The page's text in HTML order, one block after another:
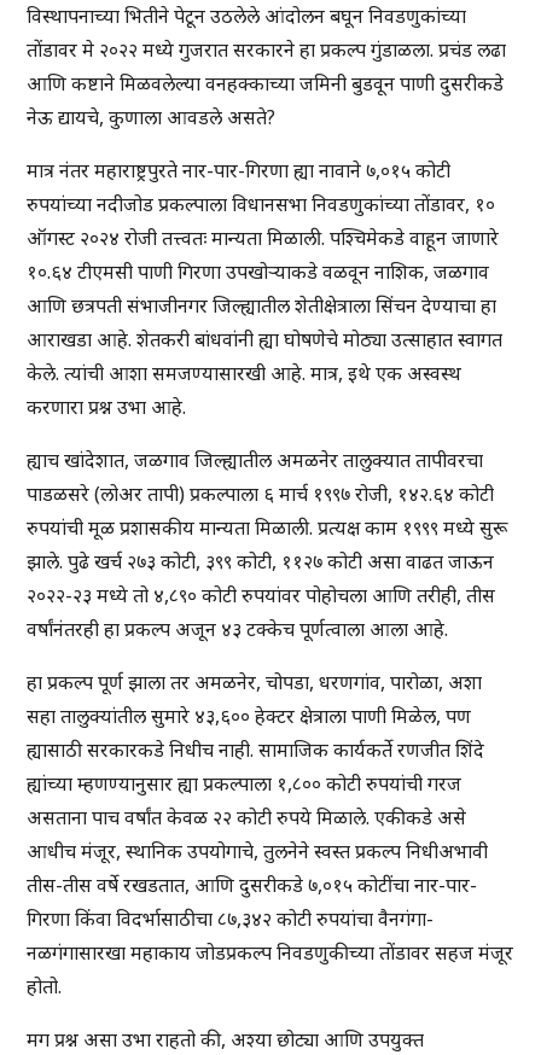
विस्थापनाच्या भितीने पेटून उठलेले आंदोलन बघून निवडणुकांच्या
तोंडावर मे २०२२ मध्ये गुजरात सरकारने हा प्रकल्प गुंडाळला. प्रचंड लढा
आणि कष्टाने मिळवलेल्या वनहक्काच्या जमिनी बुडवून पाणी दुसरीकडे
नेऊ द्यायचे, कुणाला आवडले असते?
मात्र नंतर महाराष्ट्रपुरते नार-पार-गिरणा ह्या नावाने ७,०१५ कोटी
रुपयांच्या नदीजोड प्रकल्पाला विधानसभा निवडणुकांच्या तोंडावर, १०
ऑगस्ट २०२४ रोजी तत्त्वतः मान्यता मिळाली. पश्चिमेकडे वाहून जाणारे
१०.६४ टीएमसी पाणी गिरणा उपखोऱ्याकडे वळवून नाशिक, जळगाव
आणि छत्रपती संभाजीनगर जिल्ह्यातील शेतीक्षेत्राला सिंचन देण्याचा हा
आराखडा आहे. शेतकरी बांधवांनी ह्या घोषणेचे मोठ्या उत्साहात स्वागत
केले. त्यांची आशा समजण्यासारखी आहे. मात्र, इथे एक अस्वस्थ
करणारा प्रश्न उभा आहे.
ह्याच खांदेशात, जळगाव जिल्ह्यातील अमळनेर तालुक्यात तापीवरचा
पाडळसरे (लोअर तापी) प्रकल्पाला ६ मार्च १९९७ रोजी, १४२.६४ कोटी
रुपयांची मूळ प्रशासकीय मान्यता मिळाली. प्रत्यक्ष काम १९९९ मध्ये सुरू
झाले. पुढे खर्च २७३ कोटी, ३९९ कोटी, ११२७ कोटी असा वाढत जाऊन
२०२२-२३ मध्ये तो ४,८९० कोटी रुपयांवर पोहोचला आणि तरीही, तीस
वर्षांनंतरही हा प्रकल्प अजून ४३ टक्केच पूर्णत्वाला आला आहे.
हा प्रकल्प पूर्ण झाला तर अमळनेर, चोपडा, धरणगांव, पारोळा, अशा
सहा तालुक्यांतील सुमारे ४३,६०० हेक्टर क्षेत्राला पाणी मिळेल, पण
ह्यासाठी सरकारकडे निधीच नाही. सामाजिक कार्यकर्ते रणजीत शिंदे
ह्यांच्या म्हणण्यानुसार ह्या प्रकल्पाला १,८०० कोटी रुपयांची गरज
असताना पाच वर्षांत केवळ २२ कोटी रुपये मिळाले. एकीकडे असे
आधीच मंजूर, स्थानिक उपयोगाचे, तुलनेने स्वस्त प्रकल्प निधीअभावी
तीस-तीस वर्षे रखडतात, आणि दुसरीकडे ७,०१५ कोटींचा नार-पार-
गिरणा किंवा विदर्भासाठीचा ८७,३४२ कोटी रुपयांचा वैनगंगा-
नळगंगासारखा महाकाय जोडप्रकल्प निवडणुकीच्या तोंडावर सहज मंजूर
होतो.
मग प्रश्न असा उभा राहतो की, अश्या छोट्या आणि उपयुक्त